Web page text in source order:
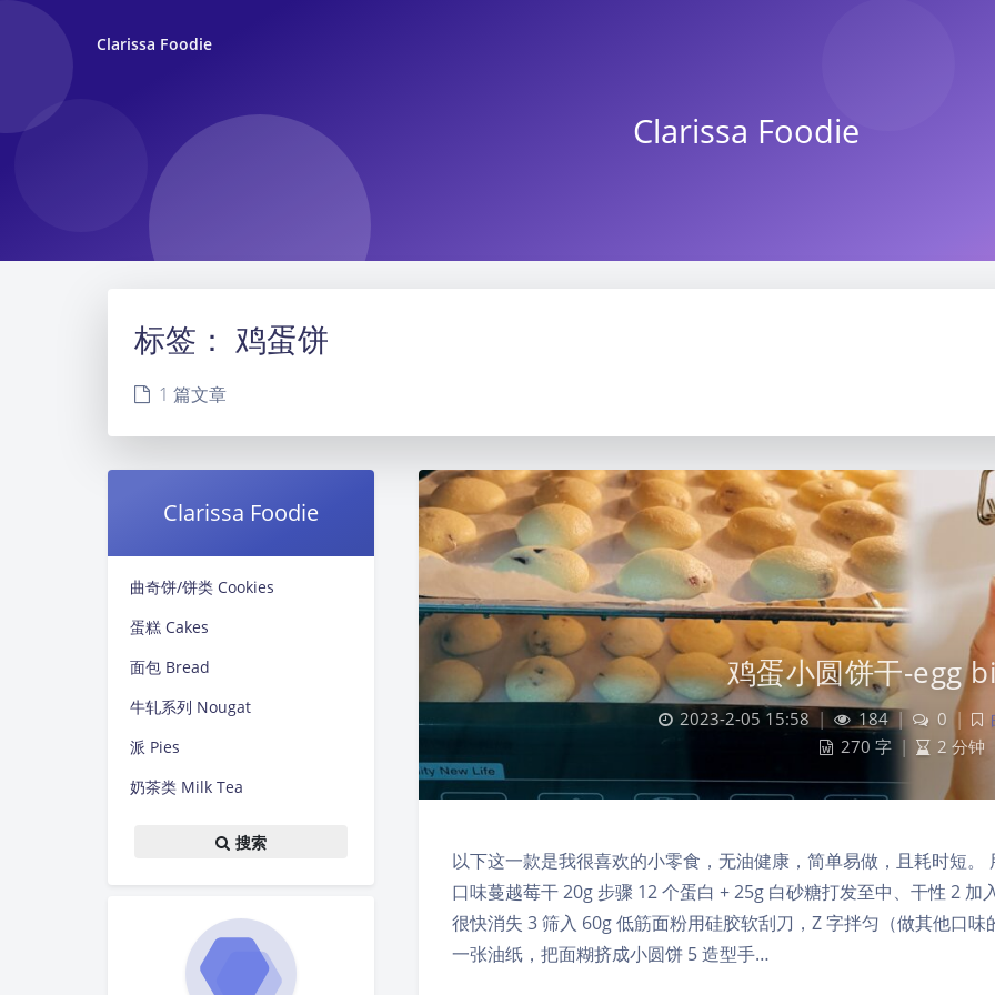
Clarissa Foodie
Clarissa Foodie
标签： 鸡蛋饼
1 篇文章
Clarissa Foodie
曲奇饼/饼类 Cookies
蛋糕 Cakes
面包 Bread
牛轧系列 Nougat
派 Pies
奶茶类 Milk Tea
搜索
鸡蛋小圆饼干-egg
2023-2-05 15:58 | 184 | 0 |
270 字 | 2 分钟
以下这一款是我很喜欢的小零食，无油健康，简单易做，且耗时短
口味蔓越莓干 20g 步骤 12 个蛋白 + 25g 白砂糖打发至中、干性 2
很快消失 3 筛入 60g 低筋面粉用硅胶软刮刀，Z 字拌匀（做其他口
一张油纸，把面糊挤成小圆饼 5 造型手…